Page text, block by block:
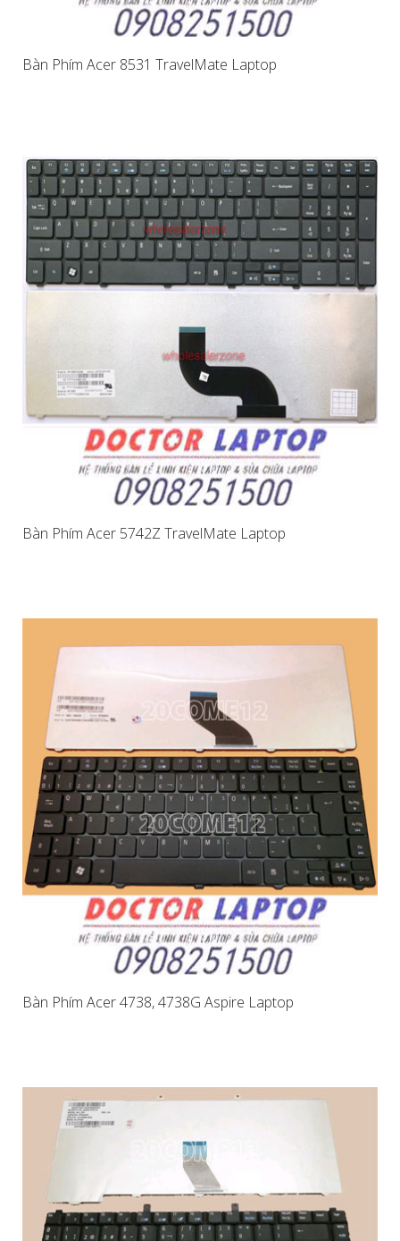
Bàn Phím Acer 8531 TravelMate Laptop
Bàn Phím Acer 5742Z TravelMate Laptop
Bàn Phím Acer 4738, 4738G Aspire Laptop